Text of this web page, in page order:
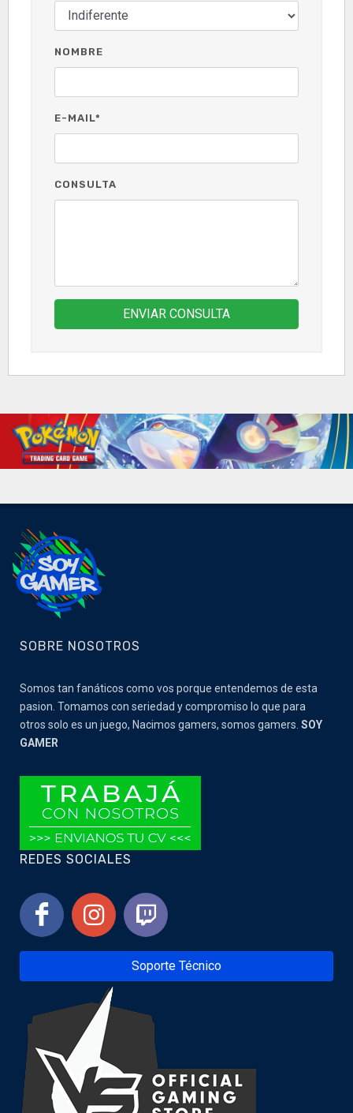
NOMBRE
E-MAIL*
CONSULTA
ENVIAR CONSULTA
SOBRE NOSOTROS
Somos tan fanáticos como vos porque entendemos de esta
pasion. Tomamos con seriedad y compromiso lo que para
otros solo es un juego, Nacimos gamers, somos gamers. SOY
GAMER
REDES SOCIALES
Soporte Técnico